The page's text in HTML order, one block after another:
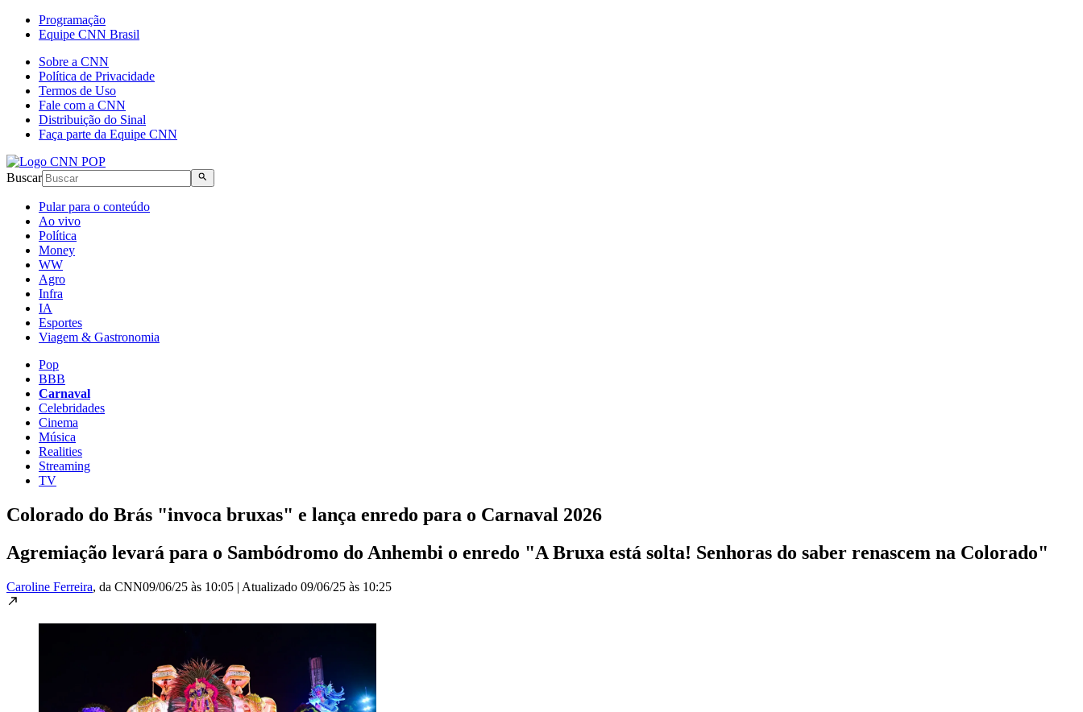
Programação
Equipe CNN Brasil
Sobre a CNN
Política de Privacidade
Termos de Uso
Fale com a CNN
Distribuição do Sinal
Faça parte da Equipe CNN
Buscar
Pular para o conteúdo
Ao vivo
Política
Money
WW
Agro
Infra
IA
Esportes
Viagem & Gastronomia
Pop
BBB
Carnaval
Celebridades
Cinema
Música
Realities
Streaming
TV
Colorado do Brás "invoca bruxas" e lança enredo para o Carnaval 2026
Agremiação levará para o Sambódromo do Anhembi o enredo "A Bruxa está solta! Senhoras do saber renascem na Colorado"
Caroline Ferreira, da CNN09/06/25 às 10:05 | Atualizado 09/06/25 às 10:25